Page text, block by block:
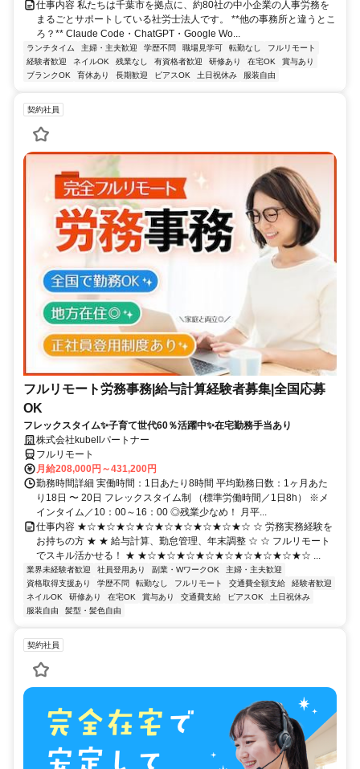
仕事内容 私たちは千葉市を拠点に、約80社の中小企業の人事労務を
まるごとサポートしている社労士法人です。 **他の事務所と違うとこ
ろ？** Claude Code・ChatGPT・Google Wo...
ランチタイム 主婦・主夫歓迎 学歴不問 職場見学可 転勤なし
フルリモート
経験者歓迎
ネイルOK 残業なし 有資格者歓迎 研修あり 在宅OK
賞与あり
ブランクOK
育休あり 長期歓迎 ピアスOK 土日祝休み 服装自由
契約社員
フルリモート労務事務|給与計算経験者募集|全国応募
OK
フレックスタイム✨子育て世代60％活躍中✨在宅勤務手当あり
株式会社kubellパートナー
フルリモート
月給208,000円～431,200円
勤務時間詳細 実働時間：1日あたり8時間 平均勤務日数：1ヶ月あた
り18日 〜 20日 フレックスタイム制 （標準労働時間／1日8h） ※メ
インタイム／10：00～16：00 ◎残業少なめ！ 月平...
仕事内容 ★☆★☆★☆★☆★☆★☆★☆★☆★☆ ☆ 労務実務経験を
お持ちの方 ★ ★ 給与計算、勤怠管理、年末調整 ☆ ☆ フルリモート
でスキル活かせる！ ★ ★☆★☆★☆★☆★☆★☆★☆★☆★☆ ...
業界未経験者歓迎 社員登用あり 副業・WワークOK
主婦・主夫歓迎
資格取得支援あり
学歴不問 転勤なし フルリモート 交通費全額支給
経験者歓迎
ネイルOK
研修あり 在宅OK 賞与あり 交通費支給 ピアスOK
土日祝休み
服装自由
髪型・髪色自由
契約社員